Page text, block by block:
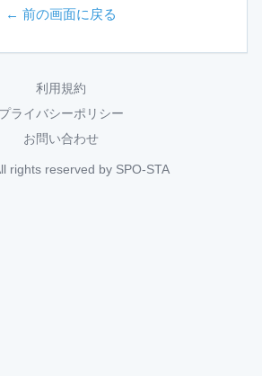
← 前の画面に戻る
利用規約
プライバシーポリシー
お問い合わせ
rights reserved by SPO-STA